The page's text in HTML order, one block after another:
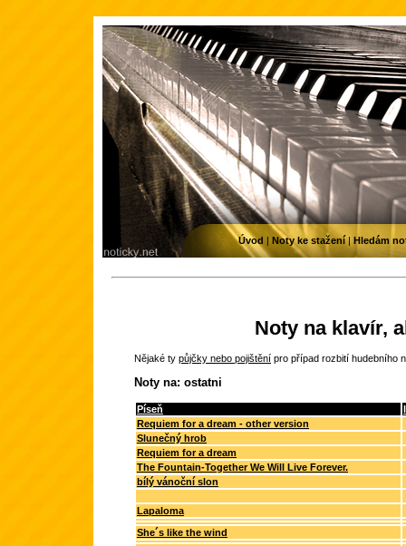
Noty na klavír,
Nějaké ty půjčky nebo pojištění pro případ rozbití hudebního
Noty na: ostatni
Píseň
Requiem for a dream - other version
Slunečný hrob
Requiem for a dream
The Fountain-Together We Will Live Forever.
bílý vánoční slon
Lapaloma
She´s like the wind
Úvod | Noty ke stažení| Hledám